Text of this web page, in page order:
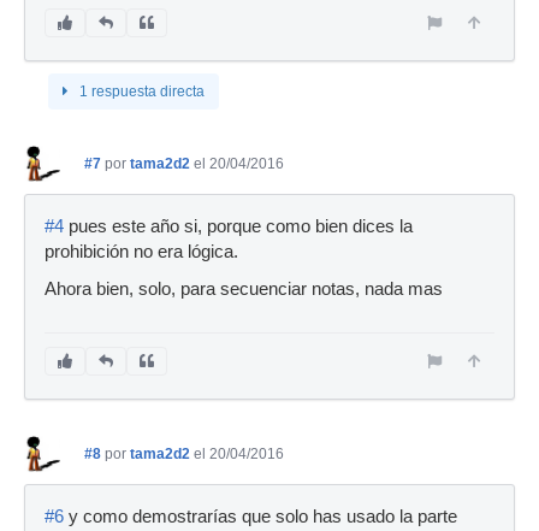
1 respuesta directa
#7 por tama2d2 el 20/04/2016
#4 pues este año si, porque como bien dices la
prohibición no era lógica.
Ahora bien, solo, para secuenciar notas, nada mas
#8 por tama2d2 el 20/04/2016
#6 y como demostrarías que solo has usado la parte